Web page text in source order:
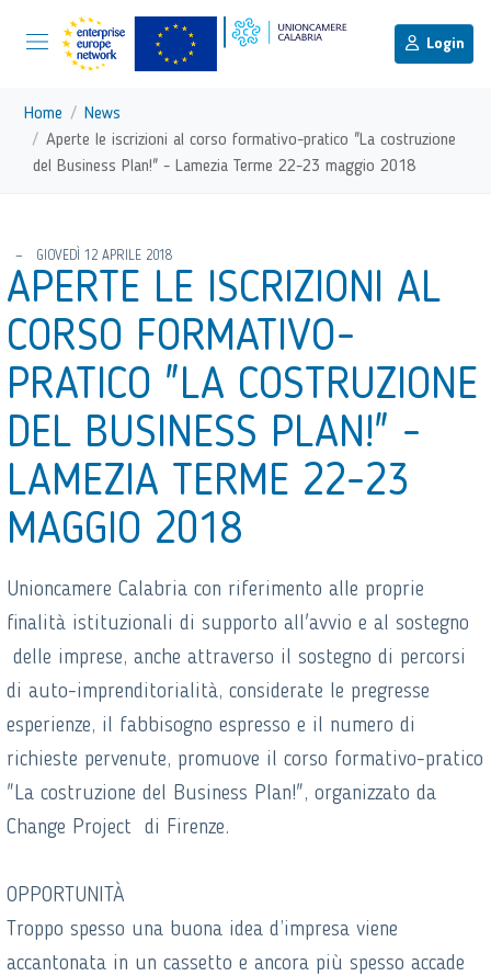
Vai ai contenuti
Login
torna al menu di scelta rapida
Menu di navigazione principale
Home
News
Aperte le iscrizioni al corso formativo-pratico "La costruzione
del Business Plan!" - Lamezia Terme 22-23 maggio 2018
GIOVEDÌ 12 APRILE 2018
APERTE LE ISCRIZIONI AL
CORSO FORMATIVO-
PRATICO "LA COSTRUZIONE
DEL BUSINESS PLAN!" -
LAMEZIA TERME 22-23
MAGGIO 2018
Unioncamere Calabria con riferimento alle proprie
finalità istituzionali di supporto all'avvio e al sostegno
delle imprese, anche attraverso il sostegno di percorsi
di auto-imprenditorialità, considerate le pregresse
esperienze, il fabbisogno espresso e il numero di
richieste pervenute, promuove il corso formativo-pratico
"La costruzione del Business Plan!", organizzato da
Change Project di Firenze.
OPPORTUNITÀ
Troppo spesso una buona idea d’impresa viene
accantonata in un cassetto e ancora più spesso accade